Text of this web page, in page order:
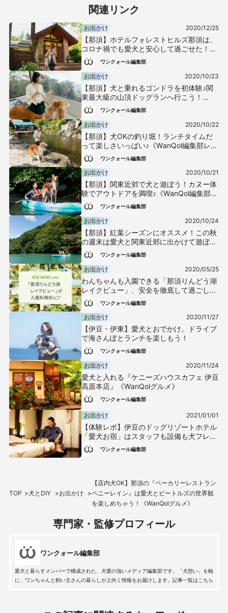
関連リンク
お出かけ 2020/12/25
【那須】ホテルフォレストヒルズ那須は、
コロナ禍でも愛犬と安心して過ごせた！
《編集部レポ》
ワンクォール編集部
お出かけ 2020/10/23
【那須】犬と乗れるゴンドラを初体験♪関
東最大級の山頂ドッグランへ行こう！
《WanQol編集部レポ》
ワンクォール編集部
お出かけ 2020/10/22
【那須】犬OKの釣り堀！ランチタイムだ
って楽しさいっぱい♪《WanQol編集部レ
ポ》ワンクォール編集部
お出かけ 2020/10/21
【那須】関東近郊で犬と遊ぼう！カヌー体
験でアウトドアを満喫♪《WanQol編集部レ
ポ》ワンクォール編集部
お出かけ 2020/10/24
【那須】紅葉シーズンにオススメ！この秋
の週末は愛犬と関東近郊に出かけて遊ぼう
♪
ワンクォール編集部
お出かけ 2020/05/25
わんちゃんも入園できる「那須りんどう湖
レイクビュー」、安全を徹底して過ごしや
すく
ワンクォール編集部
お出かけ 2020/11/27
【伊豆・伊東】愛犬とおでかけ。ドライブ
で海さんぽとランチを楽しもう！
ワンクォール編集部
お出かけ 2020/11/24
愛犬と入れる『ケニーズハウスカフェ 伊豆
高原本店』《WanQolグルメ》
ワンクォール編集部
お出かけ 2021/01/01
【体験レポ】伊豆のドッグリゾートホテル
「愛犬お宿」はスタッフも設備も犬フレン
ドリーで最高だった！
ワンクォール編集部
TOP 犬とDIY お出かけ
【店内犬OK】那須の『ベーカリーレストラン
ペニーレイン』は愛犬とビートルズの世界観
を楽しめちゃう！《WanQolグルメ》
専門家・監修プロフィール
ワンクォール編集部
愛犬と暮らすメンバーで構成された、犬愛の強いメディア編集部です。「犬想い」を軸
に、ワンちゃんと飼い主さんの暮らしが上向く情報をお届けします。記事一覧はこちら